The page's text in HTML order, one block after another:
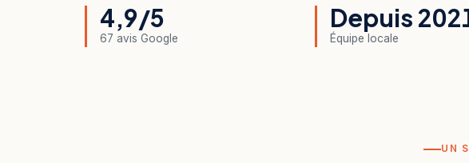
4,9/5
67 avis Google
Depuis
Équipe locale
UN